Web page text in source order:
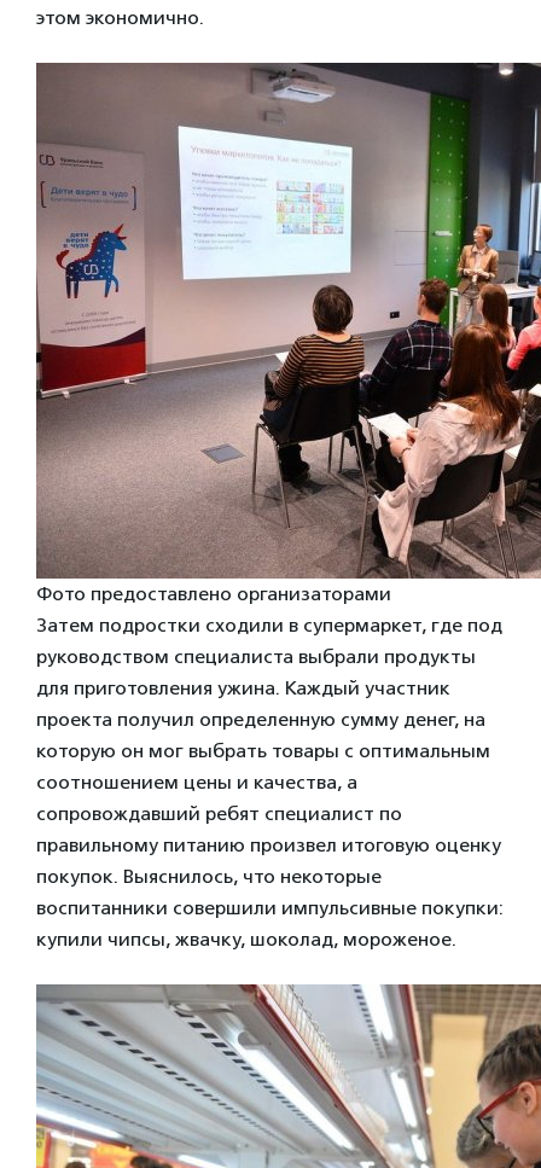
этом экономично.
Фото предоставлено организаторами
Затем подростки сходили в супермаркет, где под
руководством специалиста выбрали продукты
для приготовления ужина. Каждый участник
проекта получил определенную сумму денег, на
которую он мог выбрать товары с оптимальным
соотношением цены и качества, а
сопровождавший ребят специалист по
правильному питанию произвел итоговую оценку
покупок. Выяснилось, что некоторые
воспитанники совершили импульсивные покупки:
купили чипсы, жвачку, шоколад, мороженое.